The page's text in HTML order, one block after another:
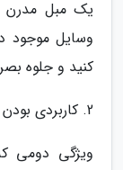
یک مبل مدرن
وسایل موجود
کنید و جلوه
2. کاربردی بودن
ویژگی دومی